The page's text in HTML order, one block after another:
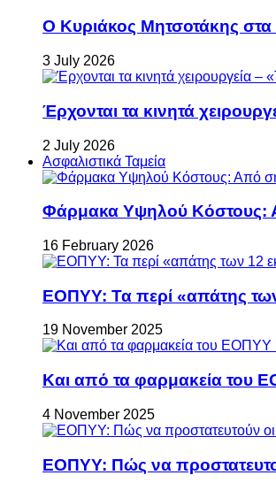
Ο Κυριάκος Μητσοτάκης στα
3 July 2026
Έρχονται τα κινητά
2 July 2026
Ασφαλιστικά Ταμεία
Φάρμακα Υψηλού Κόστους:
16 February 2026
ΕΟΠΥΥ: Τα περί «απάτης
19 November 2025
Και από τα φαρμακεία του
4 November 2025
ΕΟΠΥΥ: Πώς να